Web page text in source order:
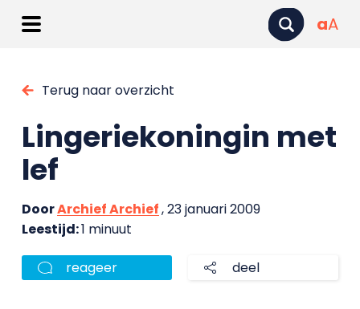
aA
Terug naar overzicht
Lingeriekoningin met
lef
DoorArchief Archief, 23 januari 2009
Leestijd:1 minuut
reageer deel